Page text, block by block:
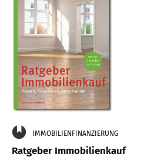
IMMOBILIENFINANZIERUNG
Ratgeber Immobilienkauf